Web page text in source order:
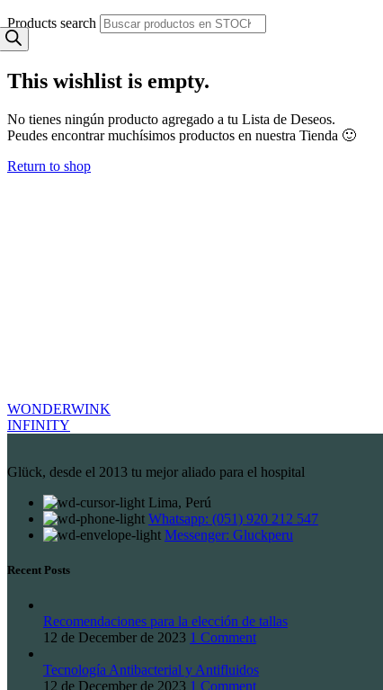
Products search
This wishlist is empty.
No tienes ningún producto agregado a tu Lista de Deseos.
Peudes encontrar muchísimos productos en nuestra Tienda 🙂
Return to shop
WONDERWINK
INFINITY
Glück, desde el 2013 tu mejor aliado para el hospital
Lima, Perú
Whatsapp: (051) 920 212 547
Messenger: Gluckperu
Recent Posts
Recomendaciones para la elección de tallas
12 de December de 2023 1 Comment
Tecnología Antibacterial y Antifluidos
12 de December de 2023 1 Comment